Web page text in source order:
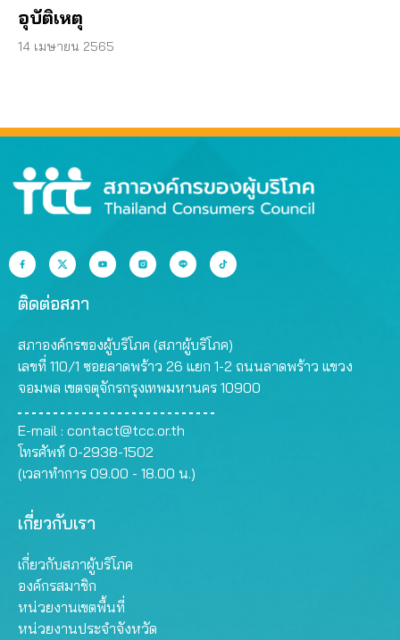
อุบัติเหตุ
14 เมษายน 2565
ติดต่อสภา
สภาองค์กรของผู้บริโภค (สภาผู้บริโภค)
เลขที่ 110/1 ซอยลาดพร้าว 26 แยก 1-2 ถนนลาดพร้าว แขวง
จอมพล เขตจตุจักรกรุงเทพมหานคร 10900
E-mail : contact@tcc.or.th
โทรศัพท์ 0-2938-1502
(เวลาทำการ 09.00 - 18.00 น.)
เกี่ยวกับเรา
เกี่ยวกับสภาผู้บริโภค
องค์กรสมาชิก
หน่วยงานเขตพื้นที่
หน่วยงานประจำจังหวัด